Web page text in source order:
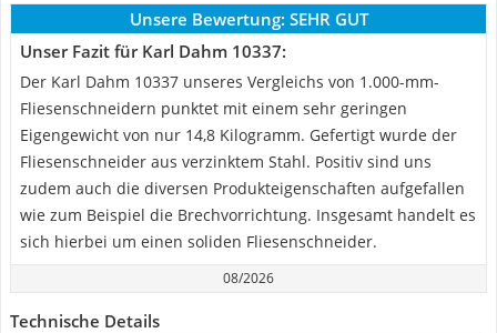
Unsere Bewertung: SEHR GUT
Unser Fazit für Karl Dahm 10337:
Der Karl Dahm 10337 unseres Vergleichs von 1.000-mm-
Fliesenschneidern punktet mit einem sehr geringen
Eigengewicht von nur 14,8 Kilogramm. Gefertigt wurde der
Fliesenschneider aus verzinktem Stahl. Positiv sind uns
zudem auch die diversen Produkteigenschaften aufgefallen
wie zum Beispiel die Brechvorrichtung. Insgesamt handelt es
sich hierbei um einen soliden Fliesenschneider.
08/2026
Technische Details